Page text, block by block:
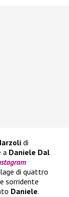
di
a Daniele Dal
di quattro
sorridente
Daniele.